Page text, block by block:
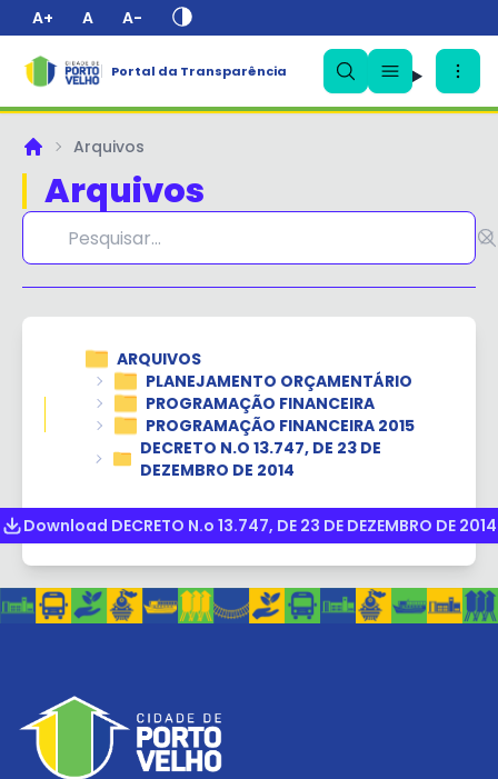
A+ A A-
Portal da Transparência
PrincipalArquivos
Arquivos
ARQUIVOS
PLANEJAMENTO ORÇAMENTÁRIO
PROGRAMAÇÃO FINANCEIRA
PROGRAMAÇÃO FINANCEIRA 2015
DECRETO N.O 13.747, DE 23 DE
DEZEMBRO DE 2014
Download DECRETO N.o 13.747, DE 23 DE DEZEMBRO DE 2014
✕